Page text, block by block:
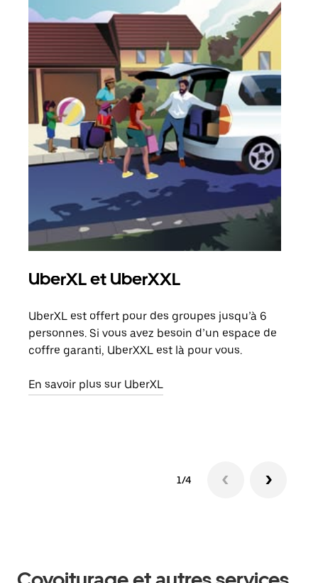
UberXL et UberXXL
UberXL est offert pour des groupes jusqu’à 6
personnes. Si vous avez besoin d’un espace de
coffre garanti, UberXXL est là pour vous.
En savoir plus sur UberXL
1/4